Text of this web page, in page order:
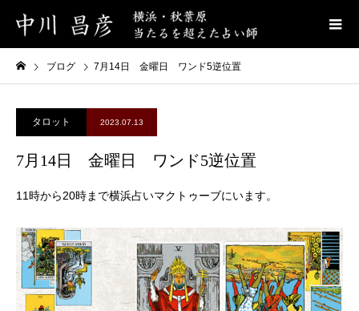
ブログ 7月14日 金曜日 ワンド5逆位置
タロット 2023.07.13
7月14日 金曜日 ワンド5逆位置
11時から20時まで横浜占いマクトゥーブにいます。